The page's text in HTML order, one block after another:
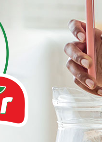
Doces e Sobremesas
Sais